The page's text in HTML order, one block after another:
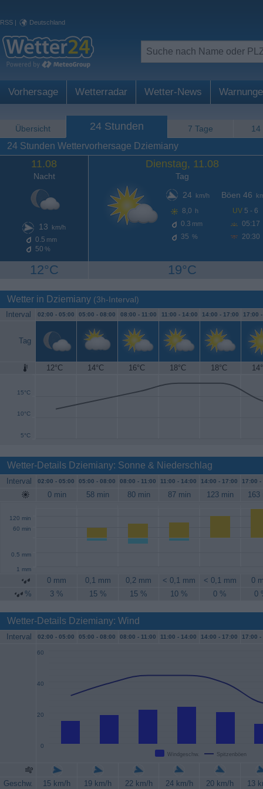
RSS | Deutschland
Vorhersage Wetterradar Wetter-News
Übersicht 24 Stunden 7 Tage 14
24 Stunden Wettervorhersage Dziemiany
11.08
Nacht
13 km/h
0.5 mm
50 %
12°C
Dienstag, 11.08
Tag
24
km/h
8,0 h
0.3 mm
35 %
Böen 46
UV 5 - 6
05:17
20:30
19°C
Wetter in Dziemiany (3h-Interval)
Interval 02:00 - 05:00 05:00 - 08:00 08:00 - 11:00 11:00 - 14:00 14:00 - 17:00 17:00
Tag
12°C 14°C 16°C 18°C 18°C
5°C
10°C
15°C
20°C
Wetter-Details Dziemiany: Sonne & Niederschlag
Interval 02:00 - 05:00 05:00 - 08:00 08:00 - 11:00 11:00 - 14:00 14:00 - 17:00 17:00 -
0 min 58 min 80 min 87 min 123 min 163
60 min
120 min
0.5 mm
1 mm
0 mm 0,1 mm 0,2 mm < 0,1 mm < 0,1 mm
0
%
3 % 15 % 15 % 10 % 0 % 0
Wetter-Details Dziemiany: Wind
Interval 02:00 - 05:00 05:00 - 08:00 08:00 - 11:00 11:00 - 14:00 14:00 - 17:00 17:00 -
Windgeschw. Spitzenböen
0
20
40
60
Geschw. 15 km/h 19 km/h 22 km/h 24 km/h 20 km/h
13